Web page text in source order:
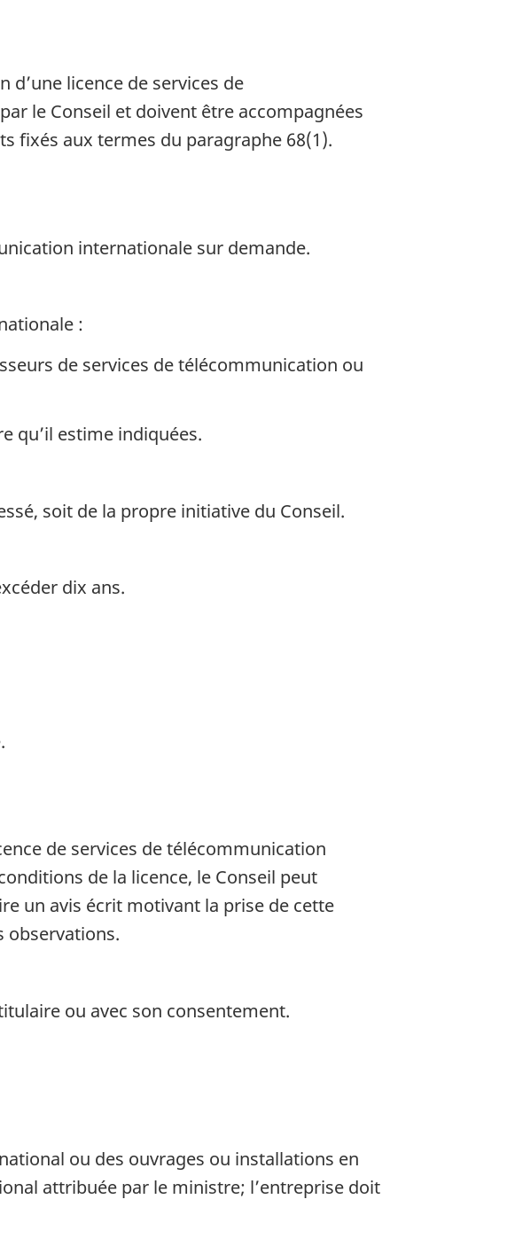
licence de services de
le Conseil et doivent être accompagnées
fixés aux termes du paragraphe 68(1).
internationale sur demande.
:
de services de télécommunication ou
qu’il estime indiquées.
soit de la propre initiative du Conseil.
dix ans.
de services de télécommunication
de la licence, le Conseil peut
un avis écrit motivant la prise de cette
observations.
ou avec son consentement.
ou des ouvrages ou installations en
attribuée par le ministre; l’entreprise doit